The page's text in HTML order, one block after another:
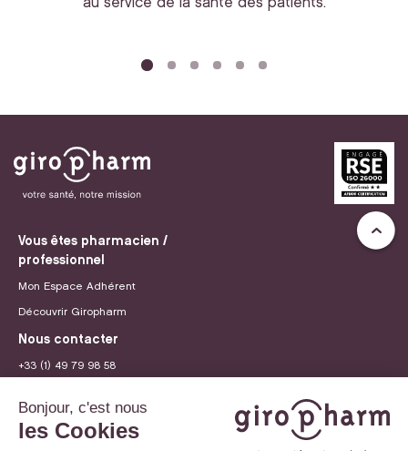
au service de la santé des patients.
Vous êtes pharmacien /
professionnel
Mon Espace Adhérent
Découvrir Giropharm
Nous contacter
+33 (1) 49 79 98 58
Recrutement